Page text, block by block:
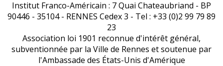
Institut Franco-Américain : 7 Quai Chateaubriand - BP
90446 - 35104 - RENNES Cedex 3 - Tel : +33 (0)2 99 79 89
23
Association loi 1901 reconnue d'intérêt général,
subventionnée par la Ville de Rennes et soutenue par
l'Ambassade des États-Unis d'Amérique